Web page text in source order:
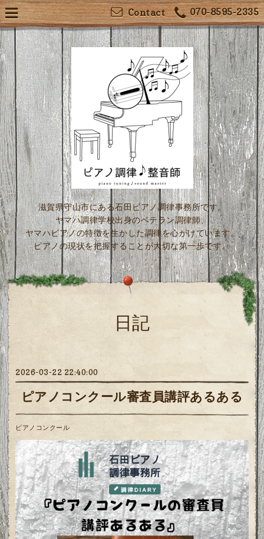
070-8595-2335
Contact
滋賀県守山市にある石田ピアノ調律事務所です。
ヤマハ調律学校出身のベテラン調律師、
ヤマハピアノの特徴を生かした調律を心がけています。
ピアノの現状を把握することが大切な第一歩です。
日記
2026-03-22 22:40:00
ピアノコンクール審査員講評あるある
ピアノコンクール